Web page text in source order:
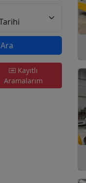
Ara
Kayıtlı
Aramalarım